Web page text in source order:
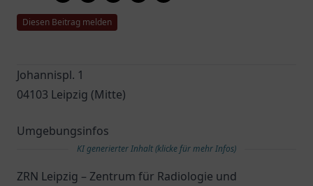
Diesen Beitrag melden
Johannispl. 1
04103 Leipzig (Mitte)
Umgebungsinfos
KI generierter Inhalt (klicke für mehr Infos)
ZRN Leipzig – Zentrum für Radiologie und